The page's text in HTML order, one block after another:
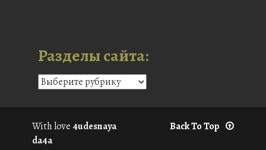
Разделы сайта:
With love 4udesnaya
da4a
Back To Top